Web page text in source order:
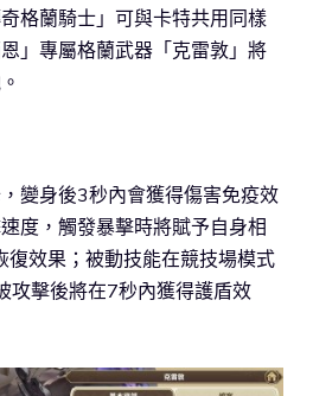
格蘭騎士」可與卡特共用同樣
」專屬格蘭武器「克雷敦」將
變身後3秒內會獲得傷害免疫效
度，觸發暴擊時將賦予自身相
復效果；被動技能在競技場模式
攻擊後將在7秒內獲得護盾效